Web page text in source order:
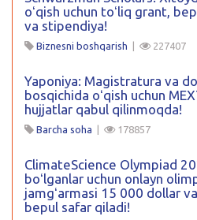
oʻqish uchun toʻliq grant,
va stipendiya!
Biznesni boshqarish | 227407
Yaponiya: Magistratura va
bosqichida oʻqish uchun
hujjatlar qabul qilinmoqda!
Barcha soha | 178857
ClimateScience Olympiad
boʻlganlar uchun onlayn
jamgʻarmasi 15 000 dollar
bepul safar qiladi!